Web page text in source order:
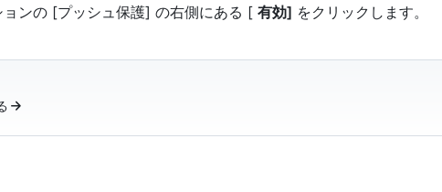
ンの [プッシュ保護] の右側にある [ 有効] をクリックします。